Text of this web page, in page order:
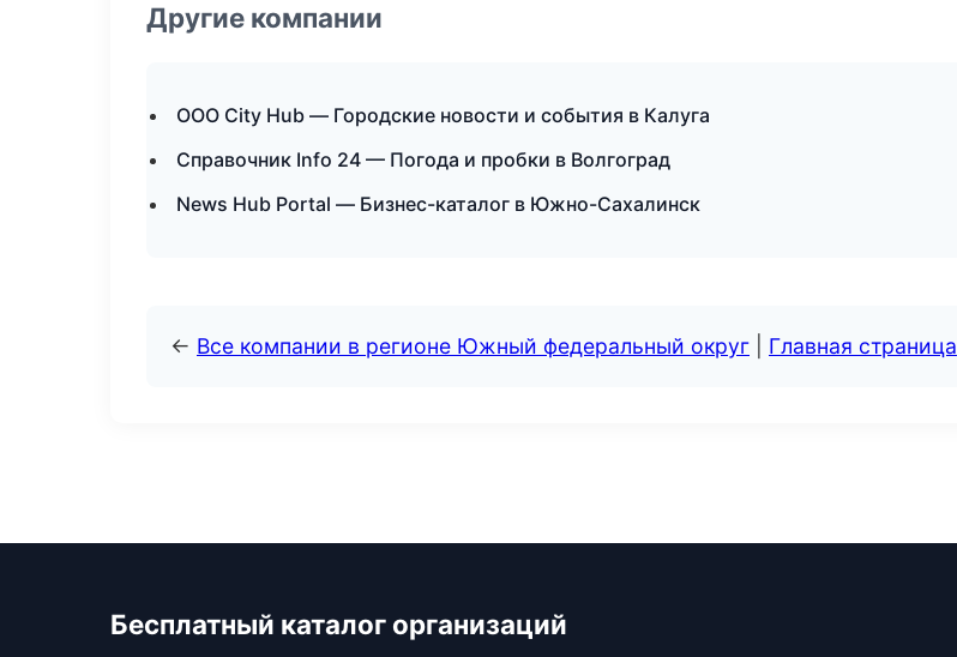
Другие компании
ООО City Hub — Городские новости и события в Калуга
Справочник Info 24 — Погода и пробки в Волгоград
News Hub Portal — Бизнес-каталог в Южно-Сахалинск
← Все компании в регионе Южный федеральный округ Главная страница
Бесплатный каталог организаций